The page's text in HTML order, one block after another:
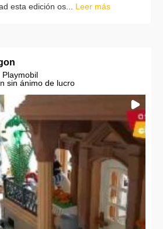
esta edición os... Leer más
Playmobil
sin ánimo de lucro